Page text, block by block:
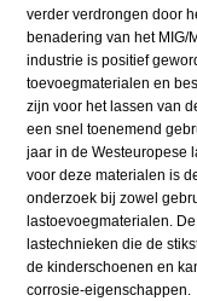
verder verdrongen door
benadering van het MIG/
industrie is positief
toevoegmaterialen en
zijn voor het lassen van
een snel toenemend
jaar in de Westeuropese
voor deze materialen is
onderzoek bij zowel
lastoevoegmaterialen.
lastechnieken die de
de kinderschoenen en
corrosie-eigenschappen.